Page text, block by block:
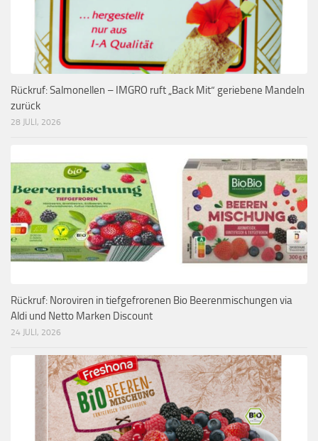
Rückruf: Salmonellen – IMGRO ruft „Back Mit“ geriebene Mandeln
zurück
28 JULI, 2026
Rückruf: Noroviren in tiefgefrorenen Bio Beerenmischungen via
Aldi und Netto Marken Discount
24 JULI, 2026